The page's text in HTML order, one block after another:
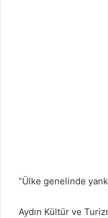
“Ülke genelinde
Aydın Kültür ve